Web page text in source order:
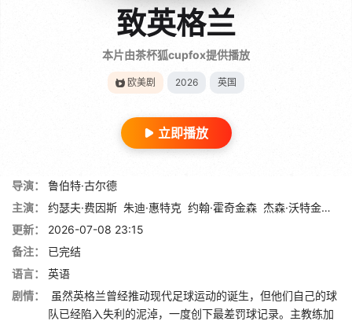
致英格兰
本片由茶杯狐cupfox提供播放
欧美剧 2026 英国
立即播放
导演：
鲁伯特·古尔德
主演：
约瑟夫·费因斯 朱迪·惠特克 约翰·霍奇金森 杰森·沃特金斯
更新：
2026-07-08 23:15
备注：
已完结
语言：
英语
剧情：
虽然英格兰曾经推动现代足球运动的诞生，但他们自己的球
队已经陷入失利的泥淖，一度创下最差罚球记录。主教练加